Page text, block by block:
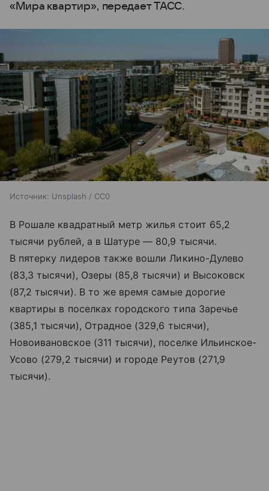
«Мира квартир», передает ТАСС.
Источник: Unsplash / CC0
В Рошале квадратный метр жилья стоит 65,2
тысячи рублей, а в Шатуре — 80,9 тысячи.
В пятерку лидеров также вошли Ликино-Дулево
(83,3 тысячи), Озеры (85,8 тысячи) и Высоковск
(87,2 тысячи). В то же время самые дорогие
квартиры в поселках городского типа Заречье
(385,1 тысячи), Отрадное (329,6 тысячи),
Новоивановское (311 тысячи), поселке Ильинское-
Усово (279,2 тысячи) и городе Реутов (271,9
тысячи).